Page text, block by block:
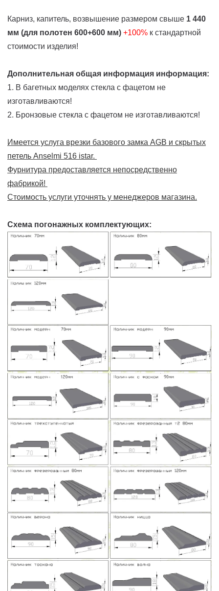
Карниз, капитель, возвышение размером свыше 1 440
мм (для полотен 600+600 мм) +100% к стандартной
стоимости изделия!
Дополнительная общая информация информация:
1. В багетных моделях стекла с фацетом не
изготавливаются!
2. Бронзовые стекла с фацетом не изготавливаются!
Имеется услуга врезки базового замка AGB и скрытых
петель Anselmi 516 istar.
Фурнитура предоставляется непосредственно
фабрикой!
Стоимость услуги уточнять у менеджеров магазина.
Схема погонажных комплектующих: